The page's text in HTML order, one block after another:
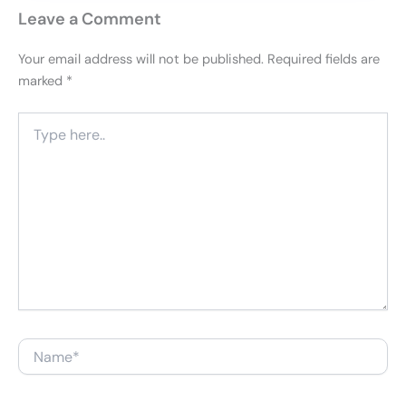
Leave a Comment
Your email address will not be published. Required fields are
marked *
here..
Name*